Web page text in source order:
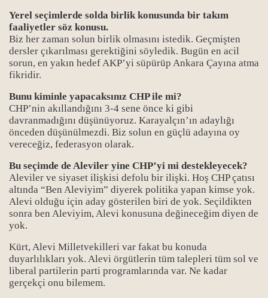
Yerel seçimlerde solda birlik konusunda bir takım
faaliyetler söz konusu.
Biz her zaman solun birlik olmasını istedik. Geçmişten
dersler çıkarılması gerektiğini söyledik. Bugün en acil
sorun, en yakın hedef AKP’yi süpürüp Ankara Çayına atma
fikridir.
Bunu kiminle yapacaksınız CHP ile mi?
CHP’nin akıllandığını 3-4 sene önce ki gibi
davranmadığını düşünüyoruz. Karayalçın’ın adaylığı
önceden düşünülmezdi. Biz solun en güçlü adayına oy
vereceğiz, federasyon olarak.
Bu seçimde de Aleviler yine CHP’yi mi destekleyecek?
Aleviler ve siyaset ilişkisi defolu bir ilişki. Hoş CHP çatısı
altında “Ben Aleviyim” diyerek politika yapan kimse yok.
Alevi olduğu için aday gösterilen biri de yok. Seçildikten
sonra ben Aleviyim, Alevi konusuna değineceğim diyen de
yok.
Kürt, Alevi Milletvekilleri var fakat bu konuda
duyarlılıkları yok. Alevi örgütlerin tüm talepleri tüm sol ve
liberal partilerin parti programlarında var. Ne kadar
gerçekçi onu bilemem.